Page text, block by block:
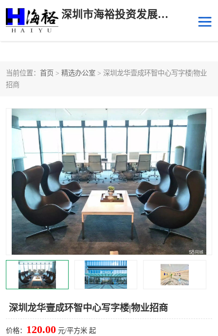
深圳市海裕投资发展有限公司
当前位置： 首页 > 精选办公室 > 深圳龙华壹成环智中心写字楼|物业
招商
深圳龙华壹成环智中心写字楼|物业招商
价格： 120.00 元/平方米 起
后海
科技园中区 南山华侨城
前海 深圳湾科技生态园
福田中心区写字楼租赁 宝安中心区
深圳宝安 福田车公庙
罗湖水贝 南山南油
龙华 罗湖区
宝安区 西乡
兴东 石岩